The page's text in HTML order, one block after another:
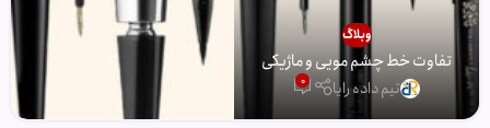
وبلاگ
تفاوت خط چشم مویی و ماژیکی
تیم داده رایا 0